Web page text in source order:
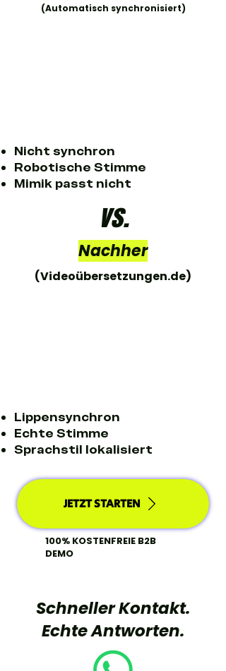
(Automatisch synchronisiert)
Nicht synchron
Robotische Stimme
Mimik passt nicht
vs.
Nachher
(Videoübersetzungen.de)
Lippensynchron
Echte Stimme
Sprachstil lokalisiert
JETZT STARTEN
100% KOSTENFREIE B2B
DEMO
Schneller Kontakt.
Echte Antworten.